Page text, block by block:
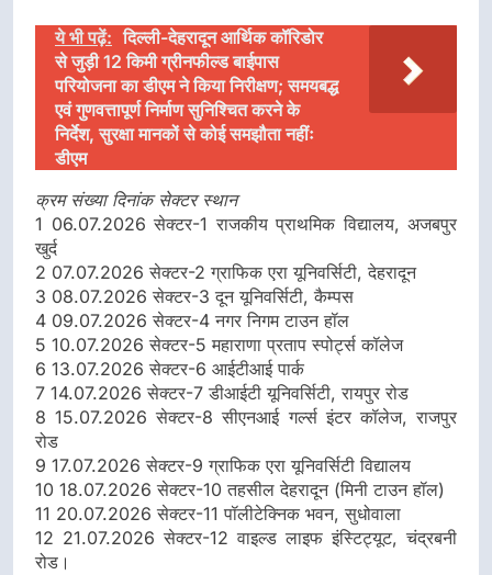
ये भी पढ़ें: दिल्ली-देहरादून आर्थिक कॉरिडोर
से जुड़ी 12 किमी ग्रीनफील्ड बाईपास
परियोजना का डीएम ने किया निरीक्षण; समयबद्ध
एवं गुणवत्तापूर्ण निर्माण सुनिश्चित करने के
निर्देश, सुरक्षा मानकों से कोई समझौता नहींः
डीएम
क्रम संख्या दिनांक सेक्टर स्थान
1 06.07.2026 सेक्टर-1 राजकीय प्राथमिक विद्यालय, अजबपुर
खुर्द
2 07.07.2026 सेक्टर-2 ग्राफिक एरा यूनिवर्सिटी, देहरादून
3 08.07.2026 सेक्टर-3 दून यूनिवर्सिटी, कैम्पस
4 09.07.2026 सेक्टर-4 नगर निगम टाउन हॉल
5 10.07.2026 सेक्टर-5 महाराणा प्रताप स्पोर्ट्स कॉलेज
6 13.07.2026 सेक्टर-6 आईटीआई पार्क
7 14.07.2026 सेक्टर-7 डीआईटी यूनिवर्सिटी, रायपुर रोड
8 15.07.2026 सेक्टर-8 सीएनआई गर्ल्स इंटर कॉलेज, राजपुर
रोड
9 17.07.2026 सेक्टर-9 ग्राफिक एरा यूनिवर्सिटी विद्यालय
10 18.07.2026 सेक्टर-10 तहसील देहरादून (मिनी टाउन हॉल)
11 20.07.2026 सेक्टर-11 पॉलीटेक्निक भवन, सुधोवाला
12 21.07.2026 सेक्टर-12 वाइल्ड लाइफ इंस्टिट्यूट, चंद्रबनी
रोड।